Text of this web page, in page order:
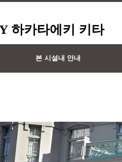
하카타에키 키타
본 시설내 안내